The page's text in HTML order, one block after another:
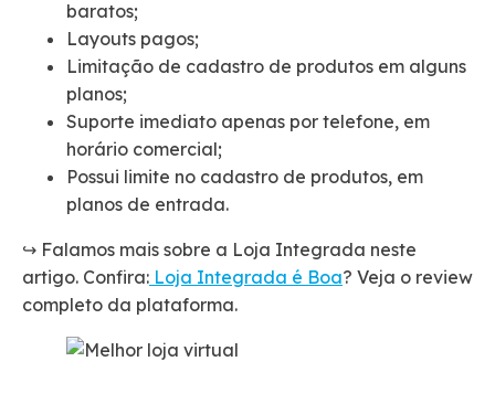
baratos;
Layouts pagos;
Limitação de cadastro de produtos em alguns
planos;
Suporte imediato apenas por telefone, em
horário comercial;
Possui limite no cadastro de produtos, em
planos de entrada.
↪️ Falamos mais sobre a Loja Integrada neste
artigo. Confira: Loja Integrada é Boa? Veja o review
completo da plataforma.